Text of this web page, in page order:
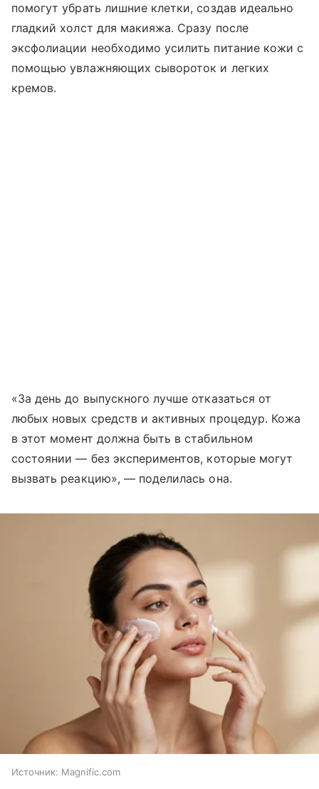
помогут убрать лишние клетки, создав идеально
гладкий холст для макияжа. Сразу после
эксфолиации необходимо усилить питание кожи с
помощью увлажняющих сывороток и легких
кремов.
«За день до выпускного лучше отказаться от
любых новых средств и активных процедур. Кожа
в этот момент должна быть в стабильном
состоянии — без экспериментов, которые могут
вызвать реакцию», — поделилась она.
Источник: Magnific.com